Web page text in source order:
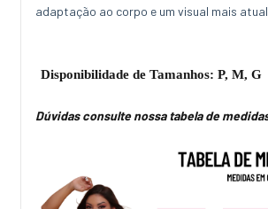
adaptação ao corpo e um visual mais
Disponibilidade de Tamanhos: P, M, G
Dúvidas consulte nossa tabela de